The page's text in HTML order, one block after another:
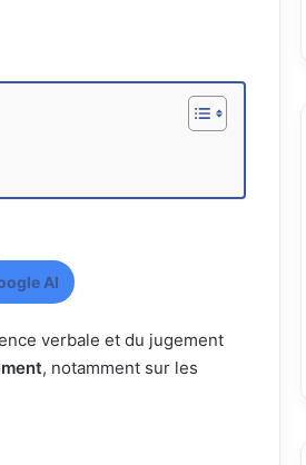
AI
verbale et du jugement
, notamment sur les